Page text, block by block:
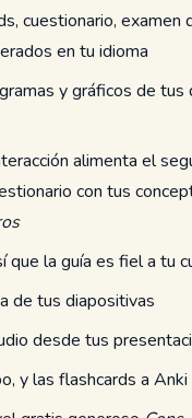
cuestionario, examen
en tu idioma
y gráficos de
alimenta el
con tus
que la guía es fiel a tu
de tus diapositivas
desde tus
y las flashcards a